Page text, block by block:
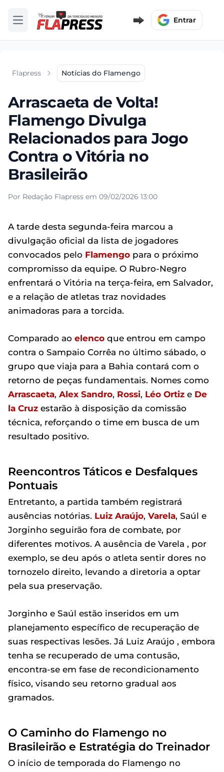
Abrir menu Entrar
Flapress Notícias do Flamengo
Arrascaeta de Volta!
Flamengo Divulga
Relacionados para Jogo
Contra o Vitória no
Brasileirão
Por Redação Flapress em 09/02/2026 13:00
A tarde desta segunda-feira marcou a
divulgação oficial da lista de jogadores
convocados pelo Flamengo para o próximo
compromisso da equipe. O Rubro-Negro
enfrentará o Vitória na terça-feira, em Salvador,
e a relação de atletas traz novidades
animadoras para a torcida.
Comparado ao elenco que entrou em campo
contra o Sampaio Corrêa no último sábado, o
grupo que viaja para a Bahia contará com o
retorno de peças fundamentais. Nomes como
Arrascaeta, Alex Sandro, Rossi, Léo Ortiz e De
la Cruz estarão à disposição da comissão
técnica, reforçando o time em busca de um
resultado positivo.
Reencontros Táticos e Desfalques
Pontuais
Entretanto, a partida também registrará
ausências notórias. Luiz Araújo, Varela, Saúl e
Jorginho seguirão fora de combate, por
diferentes motivos. A ausência de Varela , por
exemplo, se deu após o atleta sentir dores no
tornozelo direito, levando a diretoria a optar
pela sua preservação.
Jorginho e Saúl estão inseridos em um
planejamento específico de recuperação de
suas respectivas lesões. Já Luiz Araújo , embora
tenha se recuperado de uma contusão,
encontra-se em fase de recondicionamento
físico, visando seu retorno gradual aos
gramados.
O Caminho do Flamengo no
Brasileirão e Estratégia do Treinador
O início de temporada do Flamengo no